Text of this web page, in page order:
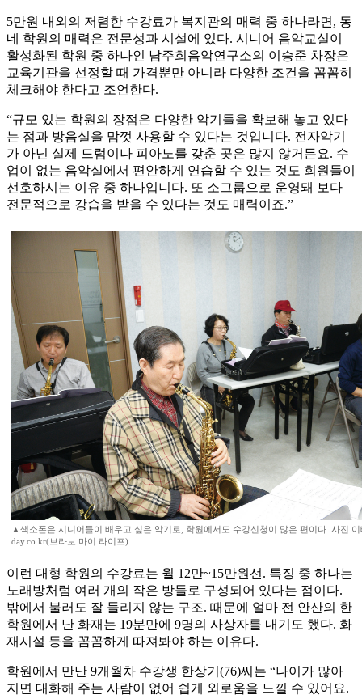
5만원 내외의 저렴한 수강료가 복지관의 매력 중 하나라면, 동
네 학원의 매력은 전문성과 시설에 있다. 시니어 음악교실이
활성화된 학원 중 하나인 남주희음악연구소의 이승준 차장은
교육기관을 선정할 때 가격뿐만 아니라 다양한 조건을 꼼꼼히
체크해야 한다고 조언한다.
“규모 있는 학원의 장점은 다양한 악기들을 확보해 놓고 있다
는 점과 방음실을 맘껏 사용할 수 있다는 것입니다. 전자악기
가 아닌 실제 드럼이나 피아노를 갖춘 곳은 많지 않거든요. 수
업이 없는 음악실에서 편안하게 연습할 수 있는 것도 회원들이
선호하시는 이유 중 하나입니다. 또 소그룹으로 운영돼 보다
전문적으로 강습을 받을 수 있다는 것도 매력이죠.”
▲색소폰은 시니어들이 배우고 싶은 악기로, 학원에서도 수강신청이 많은 편이다. 사진 이
day.co.kr(브라보 마이 라이프)
이런 대형 학원의 수강료는 월 12만~15만원선. 특징 중 하나는
노래방처럼 여러 개의 작은 방들로 구성되어 있다는 점이다.
밖에서 불러도 잘 들리지 않는 구조. 때문에 얼마 전 안산의 한
학원에서 난 화재는 19분만에 9명의 사상자를 내기도 했다. 화
재시설 등을 꼼꼼하게 따져봐야 하는 이유다.
학원에서 만난 9개월차 수강생 한상기(76)씨는 “나이가 많아
지면 대화해 주는 사람이 없어 쉽게 외로움을 느낄 수 있어요.